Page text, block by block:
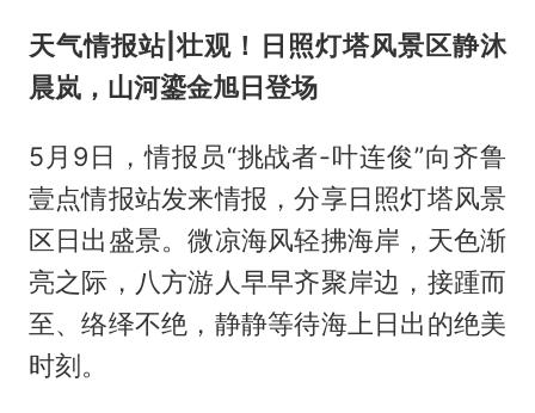
天气情报站|壮观！日照灯塔风景区静沐
晨岚，山河鎏金旭日登场
5月9日，情报员“挑战者-叶连俊”向齐鲁
壹点情报站发来情报，分享日照灯塔风景
区日出盛景。微凉海风轻拂海岸，天色渐
亮之际，八方游人早早齐聚岸边，接踵而
至、络绎不绝，静静等待海上日出的绝美
时刻。